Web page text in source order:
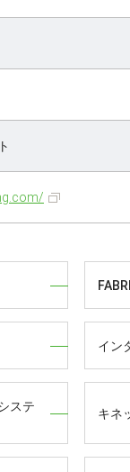
イン
ステ
キネ